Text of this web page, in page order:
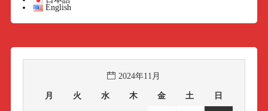
English
2024年11月
月 火 水 木 金 土 日